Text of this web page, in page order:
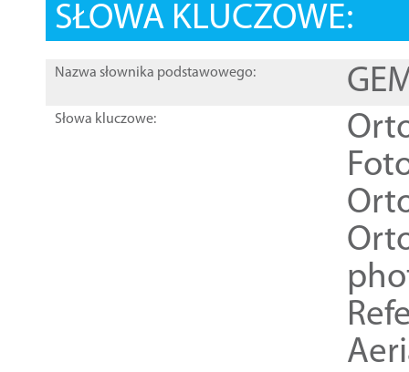
SŁOWA KLUCZOWE:
Nazwa słownika podstawowego:
Słowa kluczowe: